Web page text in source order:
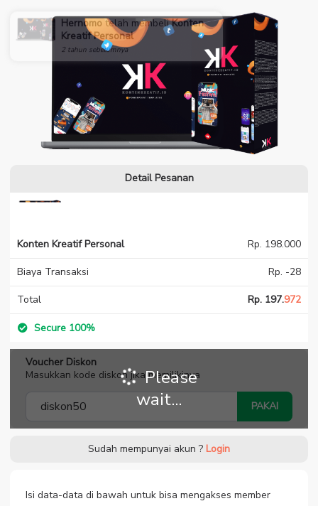
Detail Pesanan
Konten Kreatif Personal Rp. 198.000
Biaya Transaksi Rp. -28
Total Rp. 197.972
Secure 100%
Voucher Diskon
Masukkan kode diskon jika memilikinya
PAKAI
Please
wait...
Sudah mempunyai akun ? Login
Isi data-data di bawah untuk bisa mengakses member
Hernomotelah membeliKonten
Kreatif Personal
2 tahun sebelumnya